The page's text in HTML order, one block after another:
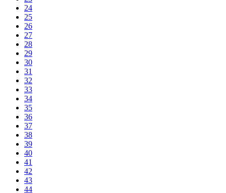
24
25
26
27
28
29
30
31
32
33
34
35
36
37
38
39
40
41
42
43
44